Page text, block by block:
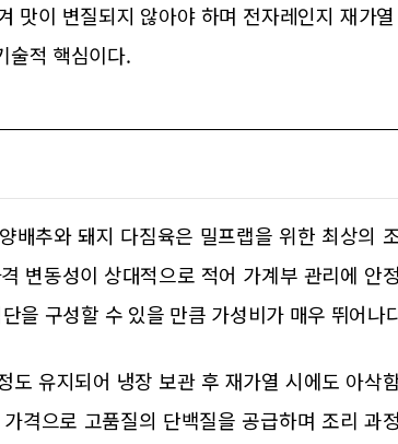
맛이 변질되지 않아야 하며 전자레인지 재가열
술적 핵심이다.
배추와 돼지 다짐육은 밀프랩을 위한 최상의
변동성이 상대적으로 적어 가계부 관리에 안
을 구성할 수 있을 만큼 가성비가 매우 뛰어나
유지되어 냉장 보관 후 재가열 시에도 아삭
격으로 고품질의 단백질을 공급하며 조리 과